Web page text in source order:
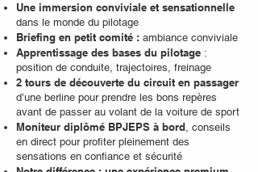
Une immersion conviviale et sensationnelle
dans le monde du pilotage
Briefing en petit comité : ambiance conviviale
Apprentissage des bases du pilotage :
position de conduite, trajectoires, freinage
2 tours de découverte du circuit en passager
d’une berline pour prendre les bons repères
avant de passer au volant de la voiture de sport
Moniteur diplômé BPJEPS à bord, conseils
en direct pour profiter pleinement des
sensations en confiance et sécurité